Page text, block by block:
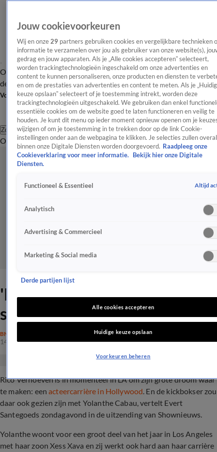
OverzichtAfleveringen Entertainment TV Algemeen
Tip
de redactieNieuwsbrief
Volg Shownieuws
Zoeken
OverzichtEntertainmentSpraakmakendRealityCrimeVideo's
'Rico Verhoeven en Yolanthe
samen gespot'
BN'ERS
14 nov 2021, 23:20
Rico Verhoeven is in momenteel in LA om zijn grote droom waar
te maken: eenacteercarrière in Hollywood. En de kickbokser zou
daar ook gezien zijn met Yolanthe Cabau, vertelt Evert
Santegoeds zondagavond in de uitzending van Shownieuws.
Yolanthe woont voor een groot deel van het jaar in Los Angeles
met haar zoon Xess Xava en zij werkt ook hard aan haar carrière
Jouw cookievoorkeuren
Wij en onze 29 partners gebruiken cookies en vergelijkbare technieken
informatie te verzamelen over jou als gebruiker van onze website(s),
gedrag en jouw apparaten. Als je „Alle cookies accepteren” selecteert,
worden trackingtechnologieën ingeschakeld om onze advertenties en
content te kunnen personaliseren, onze producten en diensten te
en om de prestaties van advertenties en content te meten. Als je
keuze opslaan” selecteert of je toestemming intrekt, worden deze
trackingtechnologieën uitgeschakeld. We gebruiken dan enkel
essentiële cookies om de website goed te laten functioneren en veilig te
houden. Je kunt dit menu op ieder moment opnieuw openen om je
wijzigen of om je toestemming in te trekken door op de link Cookie-
instellingen onder aan de webpagina te klikken. Je selecties zullen overal
binnen onze Digitale Diensten worden doorgevoerd. Raadpleeg onze
Cookieverklaring voor meer informatie.
Bekijk hier onze Digitale
Diensten.
Functioneel & Essentieel Altijd
Analytisch
Advertising & Commercieel
Marketing & Social media
Derde partijen lijst
Alle cookies accepteren
Huidige keuze opslaan
Voorkeuren beheren